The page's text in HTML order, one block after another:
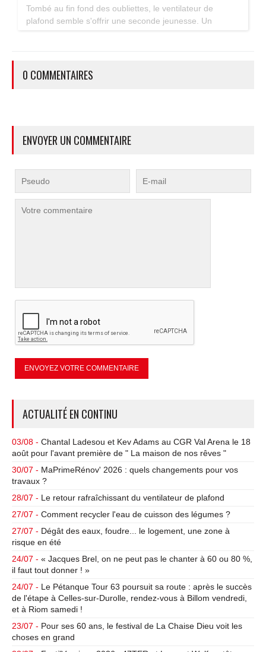
Tombé au fin fond des oubliettes, le ventilateur de
plafond semble s'offrir une seconde jeunesse. Un
0 COMMENTAIRES
ENVOYER UN COMMENTAIRE
ACTUALITÉ EN CONTINU
03/08 - Chantal Ladesou et Kev Adams au CGR Val Arena le 18
août pour l'avant première de " La maison de nos rêves "
30/07 - MaPrimeRénov' 2026 : quels changements pour vos
travaux ?
28/07 - Le retour rafraîchissant du ventilateur de plafond
27/07 - Comment recycler l'eau de cuisson des légumes ?
27/07 - Dégât des eaux, foudre... le logement, une zone à
risque en été
24/07 - « Jacques Brel, on ne peut pas le chanter à 60 ou 80 %,
il faut tout donner ! »
24/07 - Le Pétanque Tour 63 poursuit sa route : après le succès
de l'étape à Celles-sur-Durolle, rendez-vous à Billom vendredi,
et à Riom samedi !
23/07 - Pour ses 60 ans, le festival de La Chaise Dieu voit les
choses en grand